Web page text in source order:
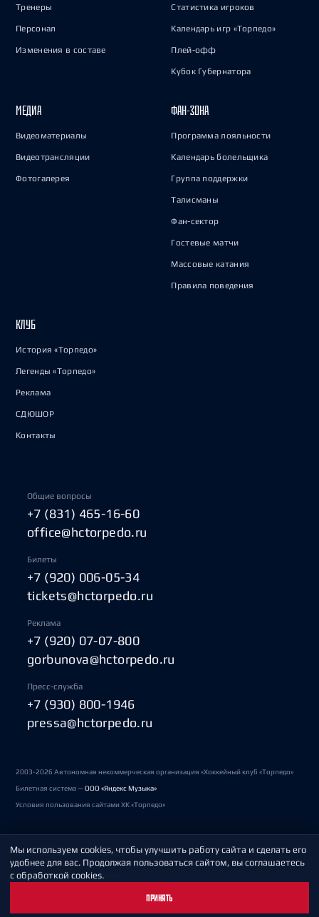
Тренеры
Персонал
Изменения в составе
Статистика игроков
Календарь игр «Торпедо»
Плей-офф
Кубок Губернатора
МЕДИА
Видеоматериалы
Видеотрансляции
Фотогалерея
ФАН-ЗОНА
Программа лояльности
Календарь болельщика
Группа поддержки
Талисманы
Фан-сектор
Гостевые матчи
Массовые катания
Правила поведения
КЛУБ
История «Торпедо»
Легенды «Торпедо»
Реклама
СДЮШОР
Контакты
Общие вопросы
+7 (831) 465-16-60
office@hctorpedo.ru
Билеты
+7 (920) 006-05-34
tickets@hctorpedo.ru
Реклама
+7 (920) 07-07-800
gorbunova@hctorpedo.ru
Пресс-служба
+7 (930) 800-1946
pressa@hctorpedo.ru
2003-2026 Автономная некоммерческая организация «Хоккейный клуб «Торпедо»
Билетная система —ООО «Яндекс Музыка»
Условия пользования сайтами ХК «Торпедо»
Политика обработки персональных данных
Пользовательское соглашение
Мы используем cookies, чтобы улучшить работу сайта и сделать его
удобнее для вас. Продолжая пользоваться сайтом, вы соглашаетесь
с обработкой cookies.
ПРИНЯТЬ